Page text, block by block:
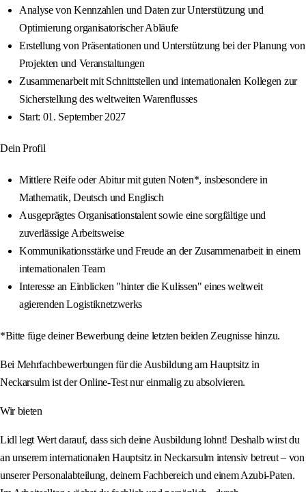
Analyse von Kennzahlen und Daten zur Unterstützung und
Optimierung organisatorischer Abläufe
Erstellung von Präsentationen und Unterstützung bei der Planung von
Projekten und Veranstaltungen
Zusammenarbeit mit Schnittstellen und internationalen Kollegen zur
Sicherstellung des weltweiten Warenflusses
Start: 01. September 2027
Dein Profil
Mittlere Reife oder Abitur mit guten Noten*, insbesondere in
Mathematik, Deutsch und Englisch
Ausgeprägtes Organisationstalent sowie eine sorgfältige und
zuverlässige Arbeitsweise
Kommunikationsstärke und Freude an der Zusammenarbeit in einem
internationalen Team
Interesse an Einblicken "hinter die Kulissen" eines weltweit
agierenden Logistiknetzwerks
*Bitte füge deiner Bewerbung deine letzten beiden Zeugnisse hinzu.
Bei Mehrfachbewerbungen für die Ausbildung am Hauptsitz in
Neckarsulm ist der Online-Test nur einmalig zu absolvieren.
Wir bieten
Lidl legt Wert darauf, dass sich deine Ausbildung lohnt! Deshalb wirst du
an unserem internationalen Hauptsitz in Neckarsulm intensiv betreut – von
unserer Personalabteilung, deinem Fachbereich und einem Azubi-Paten.